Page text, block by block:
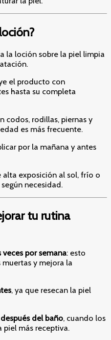
la loción sobre la piel limpia
el producto con
hasta su completa
codos, rodillas, piernas y
es más frecuente.
por la mañana y antes
exposición al sol, frío o
necesidad.
tu rutina
por semana: esto
y mejora la
, ya que resecan la piel
del baño, cuando los
piel más receptiva.